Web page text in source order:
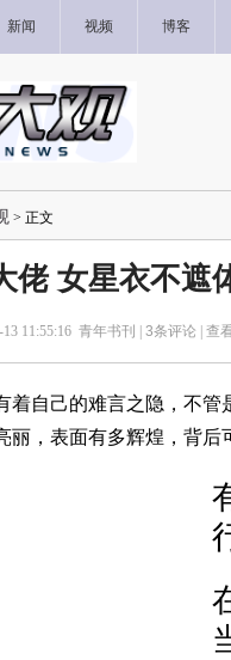
新闻 视频 博客
> 正文
佬 女星衣不遮
11:55:16 青年书刊 | 3条评论 | 查
着自己的难言之隐，不
丽，表面有多辉煌，背后